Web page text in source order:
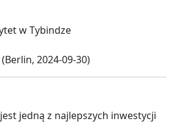
w Tybindze
(Berlin, 2024-09-30)
jedną z najlepszych inwestycji